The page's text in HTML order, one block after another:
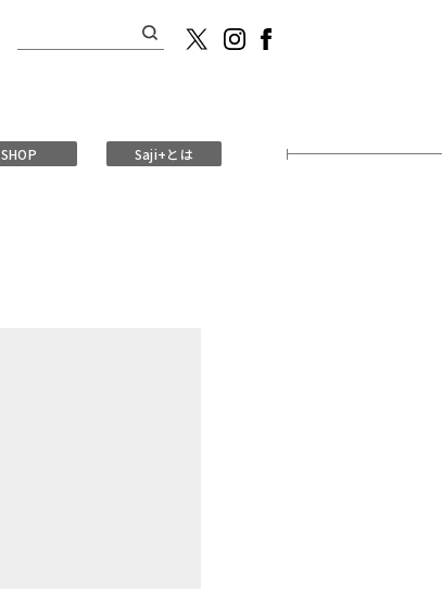
SHOP Saji+とは